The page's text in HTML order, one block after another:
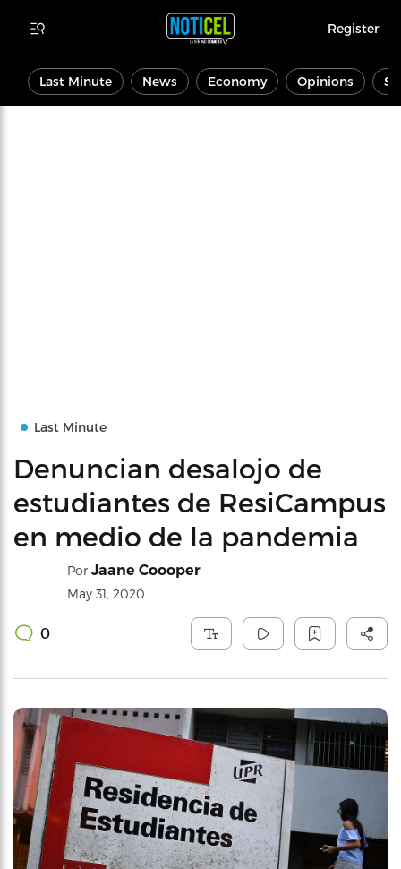
Register
Last Minute News Economy Opinions
Last Minute
Denuncian desalojo de
estudiantes de ResiCampus
en medio de la pandemia
Por Jaane Coooper
May 31, 2020
0